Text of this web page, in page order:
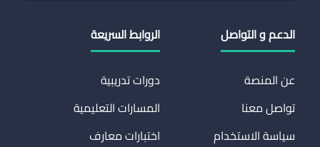
الدعم و التواصل
عن المنصة
تواصل معنا
سياسة الاستخدام
الروابط السريعة
دورات تدريبية
المسارات التعليمية
اختبارات معارف